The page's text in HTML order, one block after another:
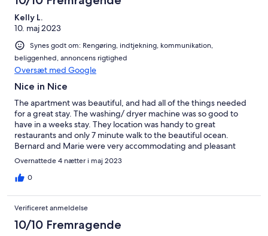
Kelly L.
10. maj 2023
Synes godt om: Rengøring, indtjekning, kommunikation,
beliggenhed, annoncens rigtighed
Oversæt med Google
Nice in Nice
The apartment was beautiful, and had all of the things needed
for a great stay. The washing/ dryer machine was so good to
have in a weeks stay. They location was handy to great
restaurants and only 7 minute walk to the beautiful ocean.
Bernard and Marie were very accommodating and pleasant
people. If we ever come back here, this is where we would stay.
Overnattede 4 nætter i maj 2023
0
Verificeret anmeldelse
10/10 Fremragende